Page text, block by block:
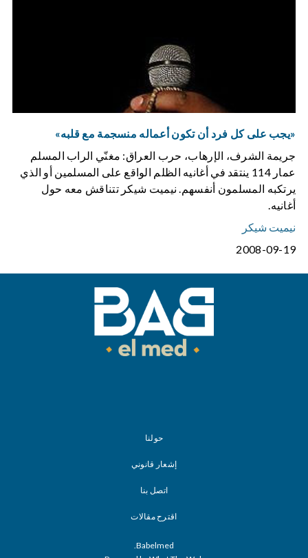
«يجب على كل فرد أن تكون أعماله منسجمة مع قلبه»
جريمة الشرف، الإرهاب، حرب العراق: مغنّي الراب المسلم
عمار 114 ينتقد في أغانيه الظلم الواقع على المسلمين أو الذي
يرتكبه المسلمون أنفسهم. نيميت شيكر تتناقش معه حول
أغانيه.
نيميت شيكر
2008-09-19
حولنا
إشعار قانوني
اتصل بنا
اقترح مقالات
Babelmed.